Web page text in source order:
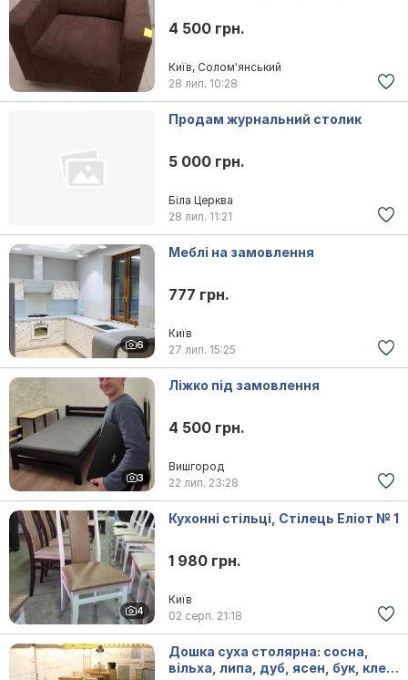
4 500 грн.
Київ, Солом'янський
28 лип. 10:28
Продам журнальний столик
5 000 грн.
Біла Церква
28 лип. 11:21
6
Меблі на замовлення
777 грн.
Київ
27 лип. 15:25
3
Ліжко під замовлення
4 500 грн.
Вишгород
22 лип. 23:28
4
Кухонні стільці, Стілець Еліот № 1
1 980 грн.
Київ
02 серп. 21:18
Дошка суха столярна: сосна,
вільха, липа, дуб, ясен, бук, клен,